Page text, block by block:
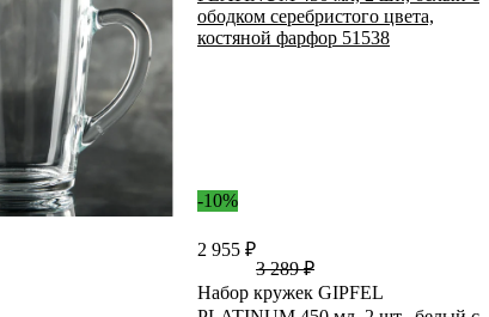
-10%
2 955 ₽
3 289 ₽
Набор кружек GIPFEL